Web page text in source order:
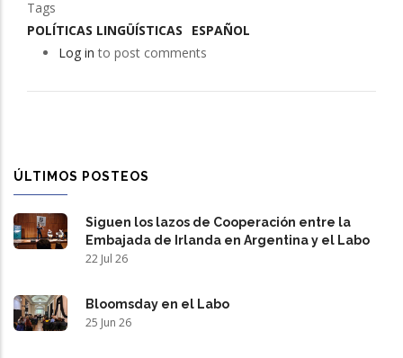
Tags
POLÍTICAS LINGÜÍSTICAS
ESPAÑOL
Log in to post comments
ÚLTIMOS POSTEOS
Siguen los lazos de Cooperación entre la
Embajada de Irlanda en Argentina y el Labo
22 Jul 26
Bloomsday en el Labo
25 Jun 26